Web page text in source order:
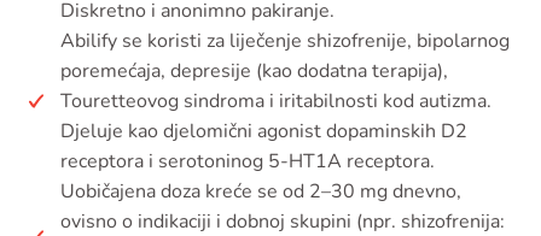
Diskretno i anonimno pakiranje.
Abilify se koristi za liječenje shizofrenije, bipolarnog
poremećaja, depresije (kao dodatna terapija),
Touretteovog sindroma i iritabilnosti kod autizma.
Djeluje kao djelomični agonist dopaminskih D2
receptora i serotoninog 5-HT1A receptora.
Uobičajena doza kreće se od 2–30 mg dnevno,
ovisno o indikaciji i dobnoj skupini (npr. shizofrenija: